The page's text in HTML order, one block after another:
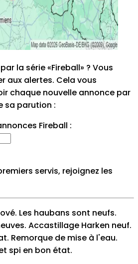
la série «Fireball» ? Vous
aux alertes. Cela vous
chaque nouvelle annonce par
sa parution :
Fireball :
servis, rejoignez les
Les haubans sont neufs.
Accastillage Harken neuf.
Remorque de mise à l'eau.
spi en bon état.